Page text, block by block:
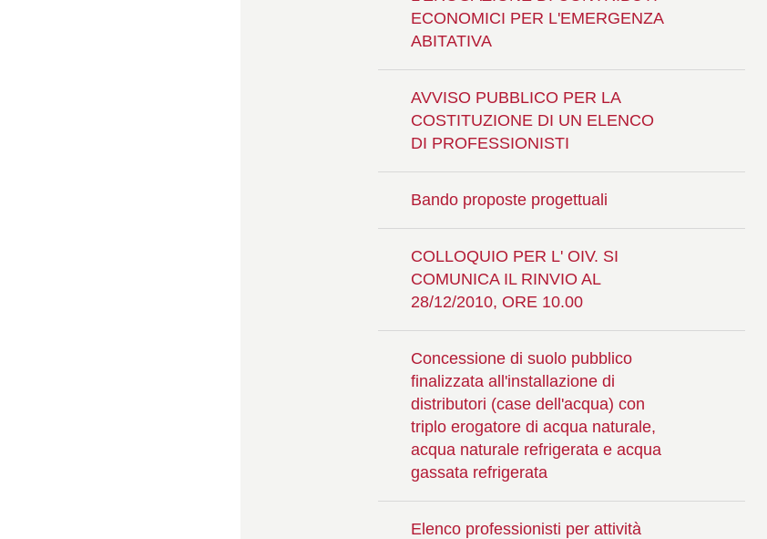
ECONOMICI PER L'EMERGENZA
ABITATIVA
AVVISO PUBBLICO PER LA
COSTITUZIONE DI UN ELENCO
DI PROFESSIONISTI
Bando proposte progettuali
COLLOQUIO PER L' OIV. SI
COMUNICA IL RINVIO AL
28/12/2010, ORE 10.00
Concessione di suolo pubblico
finalizzata all'installazione di
distributori (case dell'acqua) con
triplo erogatore di acqua naturale,
acqua naturale refrigerata e acqua
gassata refrigerata
Elenco professionisti per attività